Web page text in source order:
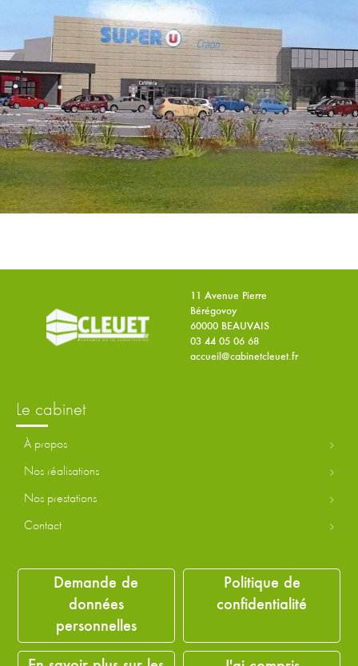
11 Avenue Pierre
Bérégovoy
60000 BEAUVAIS
03 44 05 06 68
accueil@cabinetcleuet.fr
le cabinet
à propos
nos réalisations
nos prestations
contact
découvrir le groupe
conomie de la construction
carrières
Demande de
données
personnelles
Politique de
confidentialité